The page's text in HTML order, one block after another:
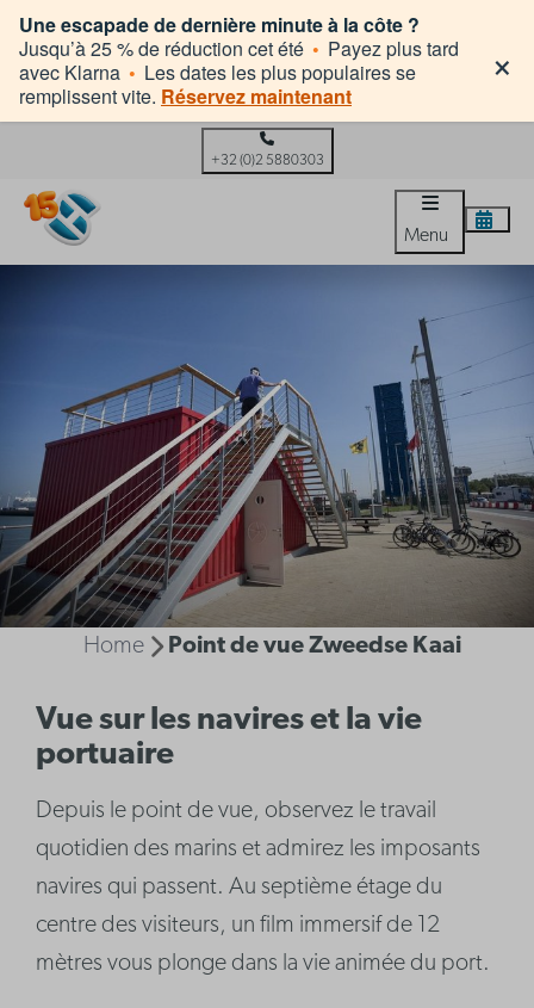
Une escapade de dernière minute à la côte ?
Jusqu’à 25 % de réduction cet été • Payez plus tard
avec Klarna • Les dates les plus populaires se
remplissent vite. Réservez maintenant
×
+32 (0)2 5880303
Menu
Home Point de vue Zweedse Kaai
Vue sur les navires et la vie
portuaire
Depuis le point de vue, observez le travail
quotidien des marins et admirez les imposants
navires qui passent. Au septième étage du
centre des visiteurs, un film immersif de 12
mètres vous plonge dans la vie animée du port.